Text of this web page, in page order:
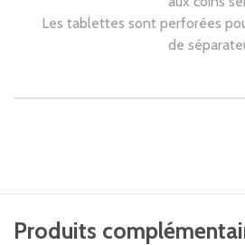
Les tablettes sont perforées
de
Produits